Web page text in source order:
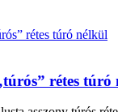
rétes túró